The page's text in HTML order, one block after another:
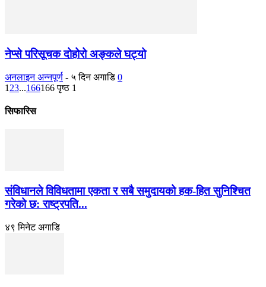
नेप्से परिसूचक दोहोरो अङ्कले घट्यो
अनलाइन अन्नपूर्ण - ५ दिन अगाडि 0
1 23...166166 पृष्ठ 1
सिफारिस
संविधानले विविधतामा एकता र सबै समुदायको हक-हित सुनिश्चित
गरेको छ: राष्ट्रपति...
४९ मिनेट अगाडि